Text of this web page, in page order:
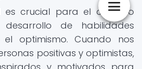
es crucial para el cuidado
de habilidades
optimismo. Cuando nos
positivas y optimistas,